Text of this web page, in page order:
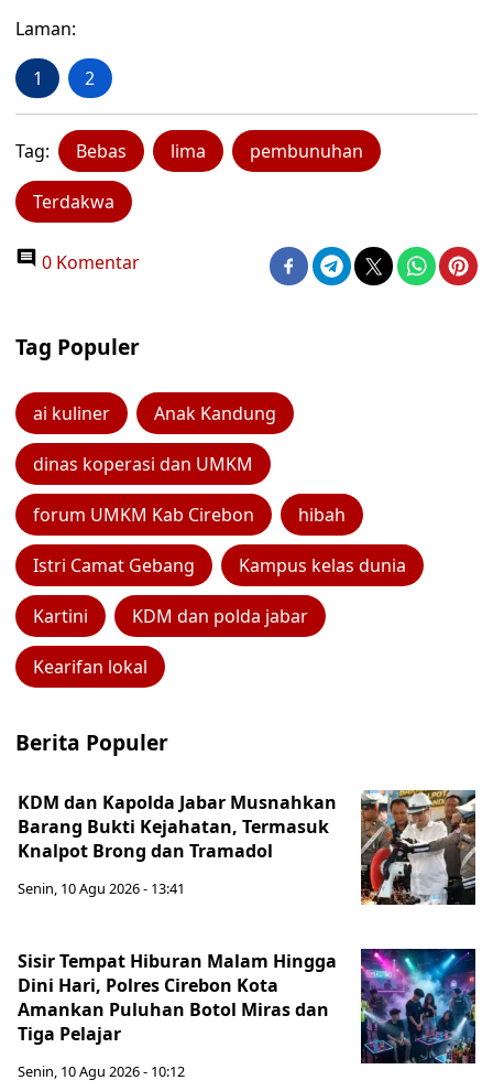
Laman:
1 2
Tag: Bebas lima pembunuhan
Terdakwa
0 Komentar
Tag Populer
ai kuliner Anak Kandung
dinas koperasi dan UMKM
forum UMKM Kab Cirebon hibah
Istri Camat Gebang Kampus kelas dunia
Kartini KDM dan polda jabar
Kearifan lokal
Berita Populer
KDM dan Kapolda Jabar Musnahkan
Barang Bukti Kejahatan, Termasuk
Knalpot Brong dan Tramadol
Senin, 10 Agu 2026 - 13:41
Sisir Tempat Hiburan Malam Hingga
Dini Hari, Polres Cirebon Kota
Amankan Puluhan Botol Miras dan
Tiga Pelajar
Senin, 10 Agu 2026 - 10:12